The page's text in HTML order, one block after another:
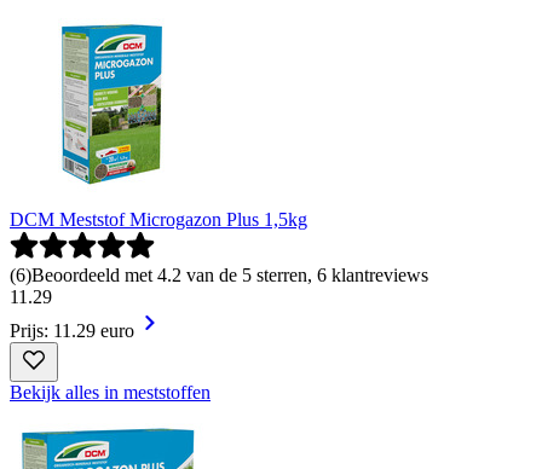
DCM Meststof Microgazon Plus 1,5kg
(6)Beoordeeld met 4.2 van de 5 sterren, 6 klantreviews
11 .29
Prijs: 11.29 euro
Bekijk alles in meststoffen